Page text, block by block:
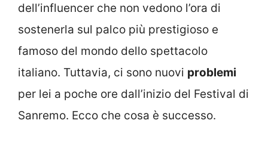
dell’influencer che non vedono l’ora di
sostenerla sul palco più prestigioso e
famoso del mondo dello spettacolo
italiano. Tuttavia, ci sono nuovi problemi
per lei a poche ore dall’inizio del Festival di
Sanremo. Ecco che cosa è successo.